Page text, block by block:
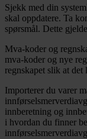
Sjekk med din
skal oppdatere. Ta
spørsmål. Dette
Mva-koder og
mva-koder og nye
regnskapet slik at
Importerer du varer
innberetning og
i hvordan du finner